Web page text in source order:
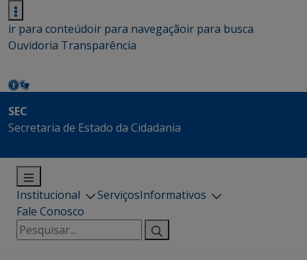
ir para conteúdoir para navegaçãoir para busca
Ouvidoria Transparência
SEC
Secretaria de Estado da Cidadania
Institucional ServiçosInformativos
Fale Conosco
Pesquisar
por: